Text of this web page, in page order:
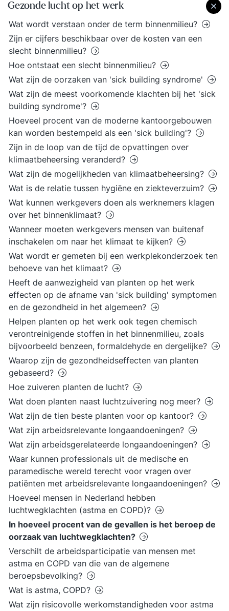
Gezonde lucht op het werk
Wat wordt verstaan onder de term binnenmilieu?
Zijn er cijfers beschikbaar over de kosten van een
slecht binnenmilieu?
Hoe ontstaat een slecht binnenmilieu?
Wat zijn de oorzaken van 'sick building syndrome'
Wat zijn de meest voorkomende klachten bij het 'sick
building syndrome'?
Hoeveel procent van de moderne kantoorgebouwen
kan worden bestempeld als een 'sick building'?
Zijn in de loop van de tijd de opvattingen over
klimaatbeheersing veranderd?
Wat zijn de mogelijkheden van klimaatbeheersing?
Wat is de relatie tussen hygiëne en ziekteverzuim?
Wat kunnen werkgevers doen als werknemers klagen
over het binnenklimaat?
Wanneer moeten werkgevers mensen van buitenaf
inschakelen om naar het klimaat te kijken?
Wat wordt er gemeten bij een werkplekonderzoek ten
behoeve van het klimaat?
Heeft de aanwezigheid van planten op het werk
effecten op de afname van 'sick building' symptomen
en de gezondheid in het algemeen?
Helpen planten op het werk ook tegen chemisch
verontreinigende stoffen in het binnenmilieu, zoals
bijvoorbeeld benzeen, formaldehyde en dergelijke?
Waarop zijn de gezondheidseffecten van planten
gebaseerd?
Hoe zuiveren planten de lucht?
Wat doen planten naast luchtzuivering nog meer?
Wat zijn de tien beste planten voor op kantoor?
Wat zijn arbeidsrelevante longaandoeningen?
Wat zijn arbeidsgerelateerde longaandoeningen?
Waar kunnen professionals uit de medische en
paramedische wereld terecht voor vragen over
patiënten met arbeidsrelevante longaandoeningen?
Hoeveel mensen in Nederland hebben
luchtwegklachten (astma en COPD)?
In hoeveel procent van de gevallen is het beroep de
oorzaak van luchtwegklachten?
Verschilt de arbeidsparticipatie van mensen met
astma en COPD van die van de algemene
beroepsbevolking?
Wat is astma, COPD?
Wat zijn risicovolle werkomstandigheden voor astma